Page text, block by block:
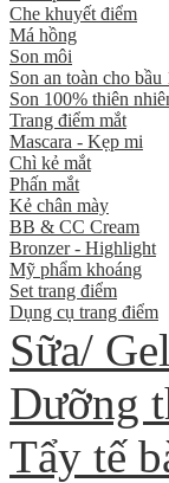
Che khuyết điểm
Má hồng
Son môi
Son an toàn cho bầu
Son 100% thiên
Trang điểm mắt
Mascara - Kẹp mi
Chì kẻ mắt
Phấn mắt
Kẻ chân mày
BB & CC Cream
Bronzer - Highlight
Mỹ phẩm khoáng
Set trang điểm
Dụng cụ trang điểm
Sữa/
Dưỡng
Tẩy tế